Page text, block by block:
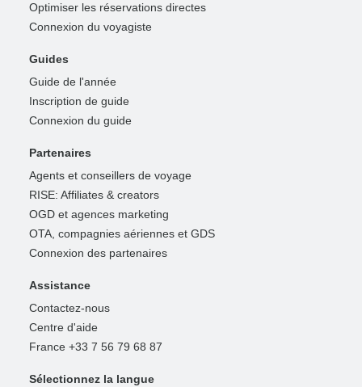
Optimiser les réservations directes
Connexion du voyagiste
Guides
Guide de l'année
Inscription de guide
Connexion du guide
Partenaires
Agents et conseillers de voyage
RISE: Affiliates & creators
OGD et agences marketing
OTA, compagnies aériennes et GDS
Connexion des partenaires
Assistance
Contactez-nous
Centre d'aide
France +33 7 56 79 68 87
Sélectionnez la langue